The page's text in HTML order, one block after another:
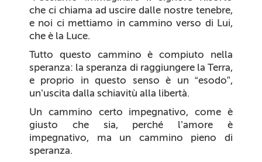
che ci chiama ad uscire dalle nostre tenebre,
e noi ci mettiamo in cammino verso di Lui,
che è la Luce.
Tutto questo cammino è compiuto nella
speranza: la speranza di raggiungere la Terra,
e proprio in questo senso è un “esodo”,
un’uscita dalla schiavitù alla libertà.
Un cammino certo impegnativo, come è
giusto che sia, perché l’amore è
impegnativo, ma un cammino pieno di
speranza.